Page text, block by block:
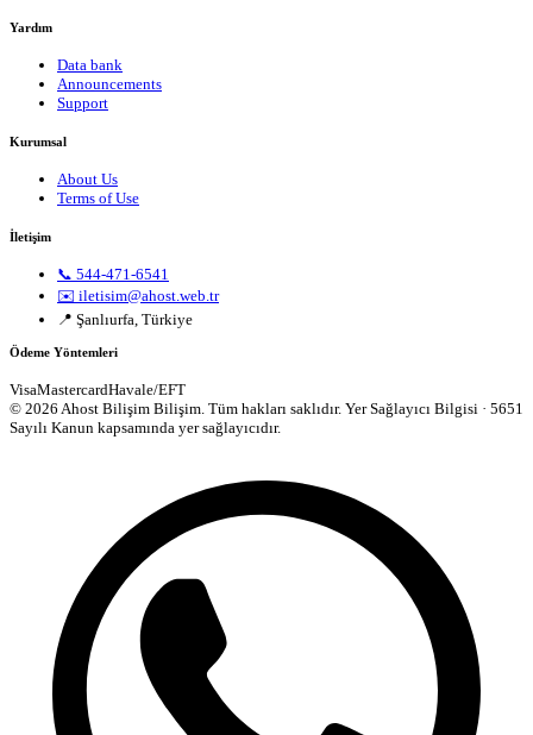
Yardım
Data bank
Announcements
Support
Kurumsal
About Us
Terms of Use
İletişim
📞 544-471-6541
✉️ iletisim@ahost.web.tr
📍 Şanlıurfa, Türkiye
Ödeme Yöntemleri
VisaMastercardHavale/EFT
© 2026 Ahost Bilişim Bilişim. Tüm hakları saklıdır. Yer Sağlayıcı Bilgisi · 5651
Sayılı Kanun kapsamında yer sağlayıcıdır.